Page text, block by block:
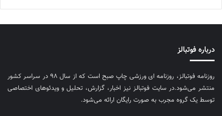
درباره فوتبالز
روزنامه فوتبالز، روزنامه ای ورزشی چاپ صبح است که از سال ۹۸ در سراسر کشور
منتشر می‌شود.در سایت فوتبالز نیز اخبار، گزارش، تحلیل و ویدئوهای اختصاصی
توسط یک گروه مجرب به صورت رایگان ارائه می‌شود.